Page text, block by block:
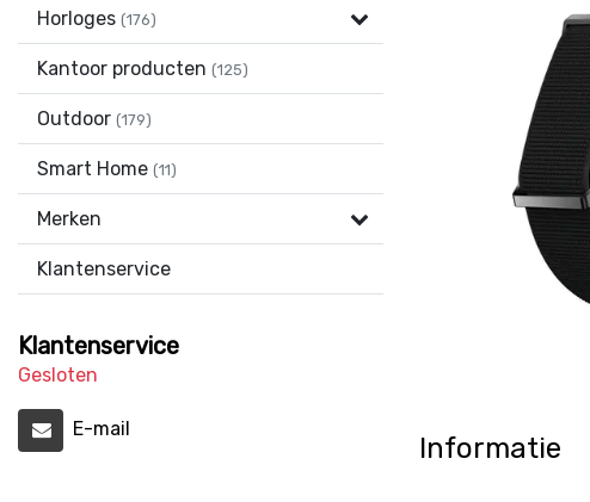
Horloges (176)
Kantoor producten (125)
Outdoor (179)
Smart Home (11)
Merken
Klantenservice
Klantenservice
Gesloten
E-mail
Informatie